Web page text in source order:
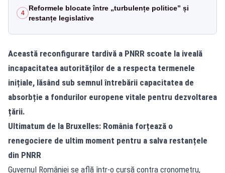
4
Reformele blocate între „turbulențe politice” și
restanțe legislative
Această reconfigurare tardivă a PNRR scoate la iveală
incapacitatea autorităților de a respecta termenele
inițiale, lăsând sub semnul întrebării capacitatea de
absorbție a fondurilor europene vitale pentru dezvoltarea
țării.
Ultimatum de la Bruxelles: România forțează o
renegociere de ultim moment pentru a salva restanțele
din PNRR
Guvernul României se află într-o cursă contra cronometru,